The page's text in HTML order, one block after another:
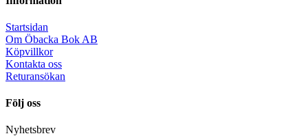
Startsidan
Om Öbacka Bok AB
Köpvillkor
Kontakta oss
Returansökan
Följ oss
Nyhetsbrev